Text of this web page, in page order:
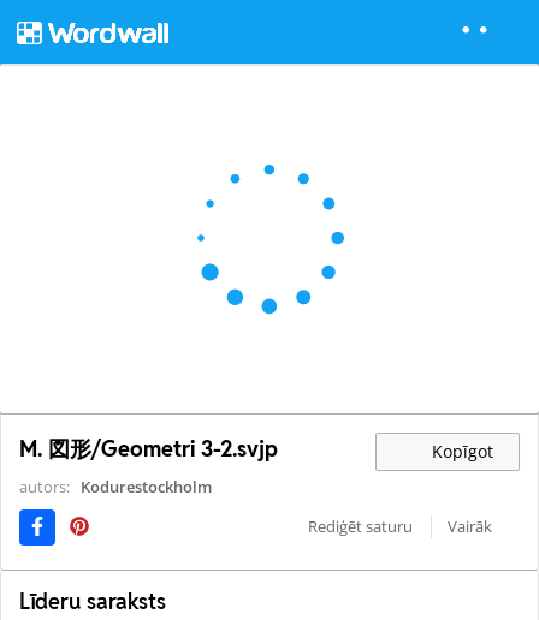
M. 図形/Geometri 3-2.svjp Kopīgot
autors: Kodurestockholm
Rediģēt saturu
Vairāk
Līderu saraksts